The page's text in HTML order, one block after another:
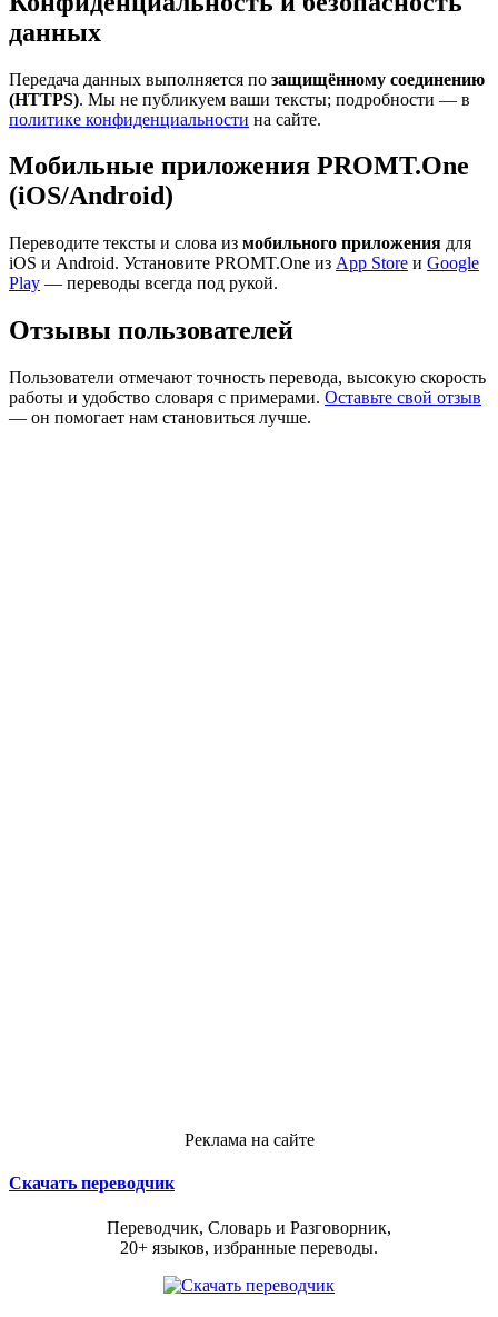
данных
Передача данных выполняется по защищённому соединению
(HTTPS). Мы не публикуем ваши тексты; подробности — в
политике конфиденциальности на сайте.
Мобильные приложения PROMT.One
(iOS/Android)
Переводите тексты и слова из мобильного приложения для
iOS и Android. Установите PROMT.One из App Store и Google
Play — переводы всегда под рукой.
Отзывы пользователей
Пользователи отмечают точность перевода, высокую скорость
работы и удобство словаря с примерами. Оставьте свой отзыв
— он помогает нам становиться лучше.
Реклама на сайте
Скачать переводчик
Переводчик, Словарь и Разговорник,
20+ языков, избранные переводы.